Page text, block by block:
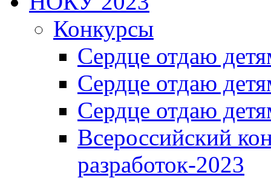
Конкурсы
Сердце отдаю
Сердце отдаю
Сердце отдаю
Всероссийский
разработок-2023